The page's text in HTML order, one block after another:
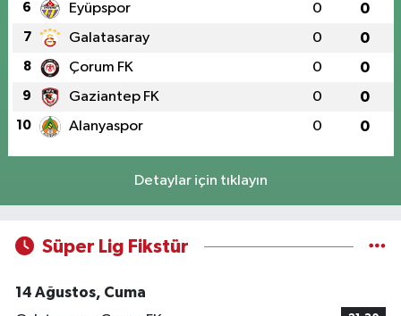
6 Eyüpspor 0 0
7 Galatasaray 0 0
8 Çorum FK 0 0
9 Gaziantep FK 0 0
10 Alanyaspor 0 0
Detaylar için tıklayın
Süper Lig Fikstür
14 Ağustos, Cuma